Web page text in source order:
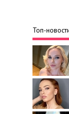
Топ-